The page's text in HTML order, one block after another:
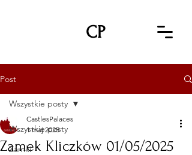
CP
Post
Wszystkie posty
Zamki
Wszystkie posty
Zamek Kliczków 01/05/2025
CastlesPalaces
1 maj 2025